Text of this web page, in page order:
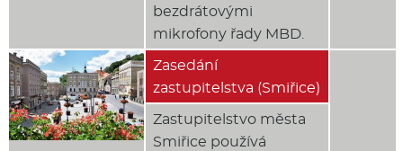
bezdrátovými
mikrofony řady MBD.
Zasedání
zastupitelstva (Smiřice)
Zastupitelstvo města
Smiřice používá